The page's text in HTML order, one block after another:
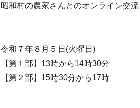
昭和村の農家さんとのオンライン交流
令和７年８月５日(火曜日)
【第１部】13時から14時30分
【第２部】15時30分から17時